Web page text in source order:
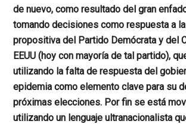
de nuevo, como resultado del gran
tomando decisiones como respuesta a
propositiva del Partido Demócrata y del
EEUU (hoy con mayoría de tal partido),
utilizando la falta de respuesta del
epidemia como elemento clave para su
próximas elecciones. Por fin se está
utilizando un lenguaje ultranacionalista